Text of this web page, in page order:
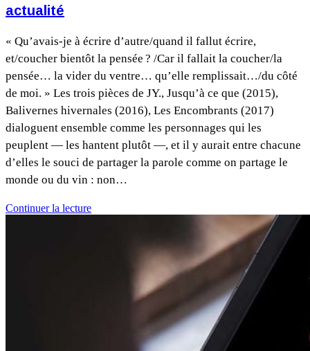
actualité
« Qu’avais-je à écrire d’autre/quand il fallut écrire,
et/coucher bientôt la pensée ? /Car il fallait la coucher/la
pensée… la vider du ventre… qu’elle remplissait…/du côté
de moi. » Les trois pièces de JY., Jusqu’à ce que (2015),
Balivernes hivernales (2016), Les Encombrants (2017)
dialoguent ensemble comme les personnages qui les
peuplent — les hantent plutôt —, et il y aurait entre chacune
d’elles le souci de partager la parole comme on partage le
monde ou du vin : non…
Continuer la lecture